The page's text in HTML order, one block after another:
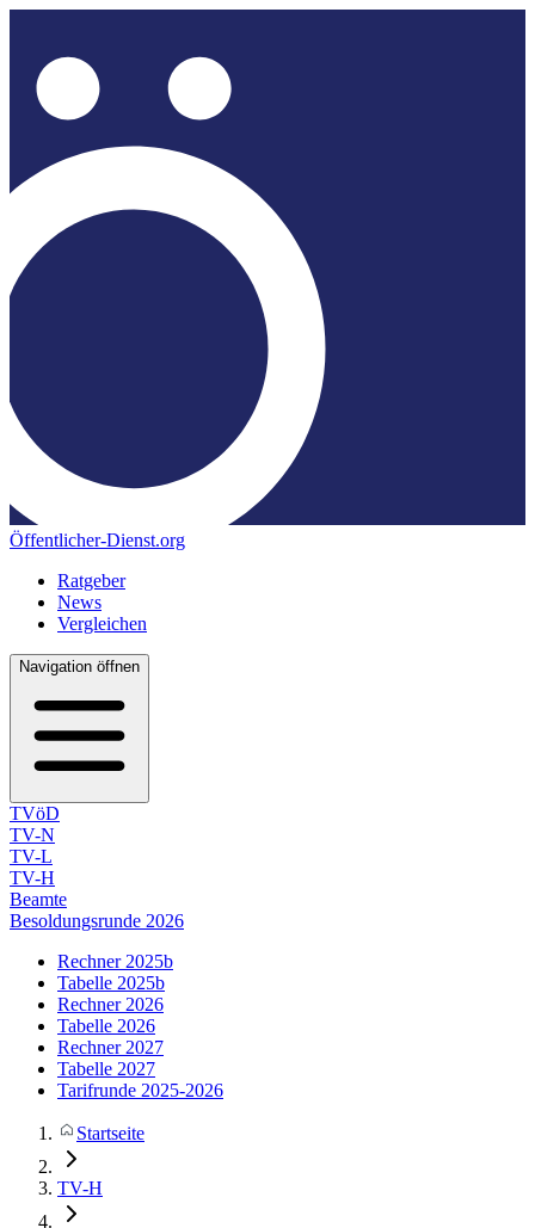
Öffentlicher-Dienst.org
Ratgeber
News
Vergleichen
Navigation öffnen
TVöD
TV-N
TV-L
TV-H
Beamte
Besoldungsrunde 2026
Rechner 2025b
Tabelle 2025b
Rechner 2026
Tabelle 2026
Rechner 2027
Tabelle 2027
Tarifrunde 2025-2026
Startseite
TV-H